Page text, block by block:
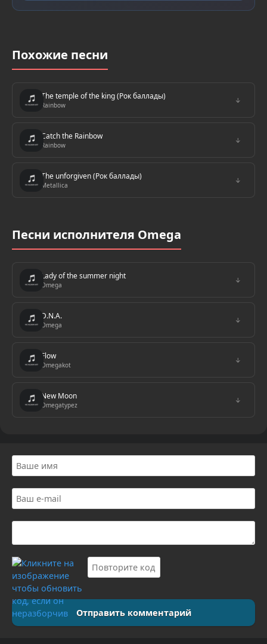
Похожие песни
The temple of the king (Рок баллады)
Rainbow
↓
Catch the Rainbow
Rainbow
↓
The unforgiven (Рок баллады)
Metallica
↓
Песни исполнителя Omega
Lady of the summer night
Omega
↓
D.N.A.
Omega
↓
Flow
Omegakot
↓
New Moon
Omegatypez
↓
Отправить комментарий